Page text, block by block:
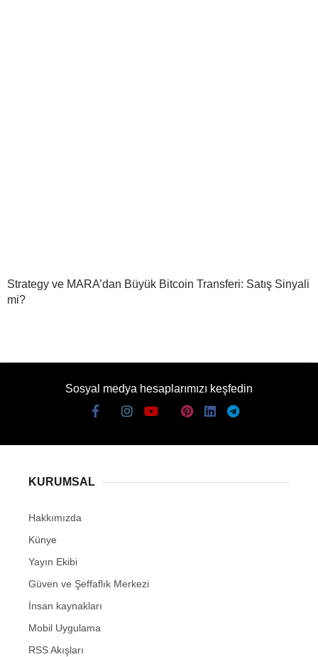
Strategy ve MARA’dan Büyük Bitcoin Transferi: Satış Sinyali
mi?
Sosyal medya hesaplarımızı keşfedin
KURUMSAL
Hakkımızda
Künye
Yayın Ekibi
Güven ve Şeffaflık Merkezi
İnsan kaynakları
Mobil Uygulama
RSS Akışları